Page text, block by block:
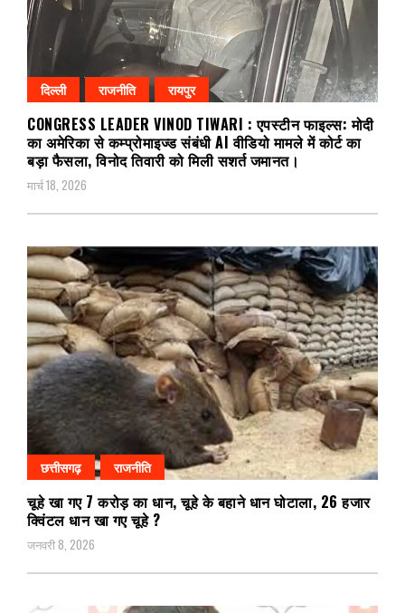
दिल्ली राजनीति रायपुर
CONGRESS LEADER VINOD TIWARI : एपस्टीन फाइल्स: मोदी
का अमेरिका से कम्प्रोमाइज्ड संबंधी AI वीडियो मामले में कोर्ट का
बड़ा फैसला, विनोद तिवारी को मिली सशर्त जमानत।
मार्च 18, 2026
छत्तीसगढ़ राजनीति
चूहे खा गए 7 करोड़ का धान, चूहे के बहाने धान घोटाला, 26 हजार
क्विंटल धान खा गए चूहे ?
जनवरी 8, 2026